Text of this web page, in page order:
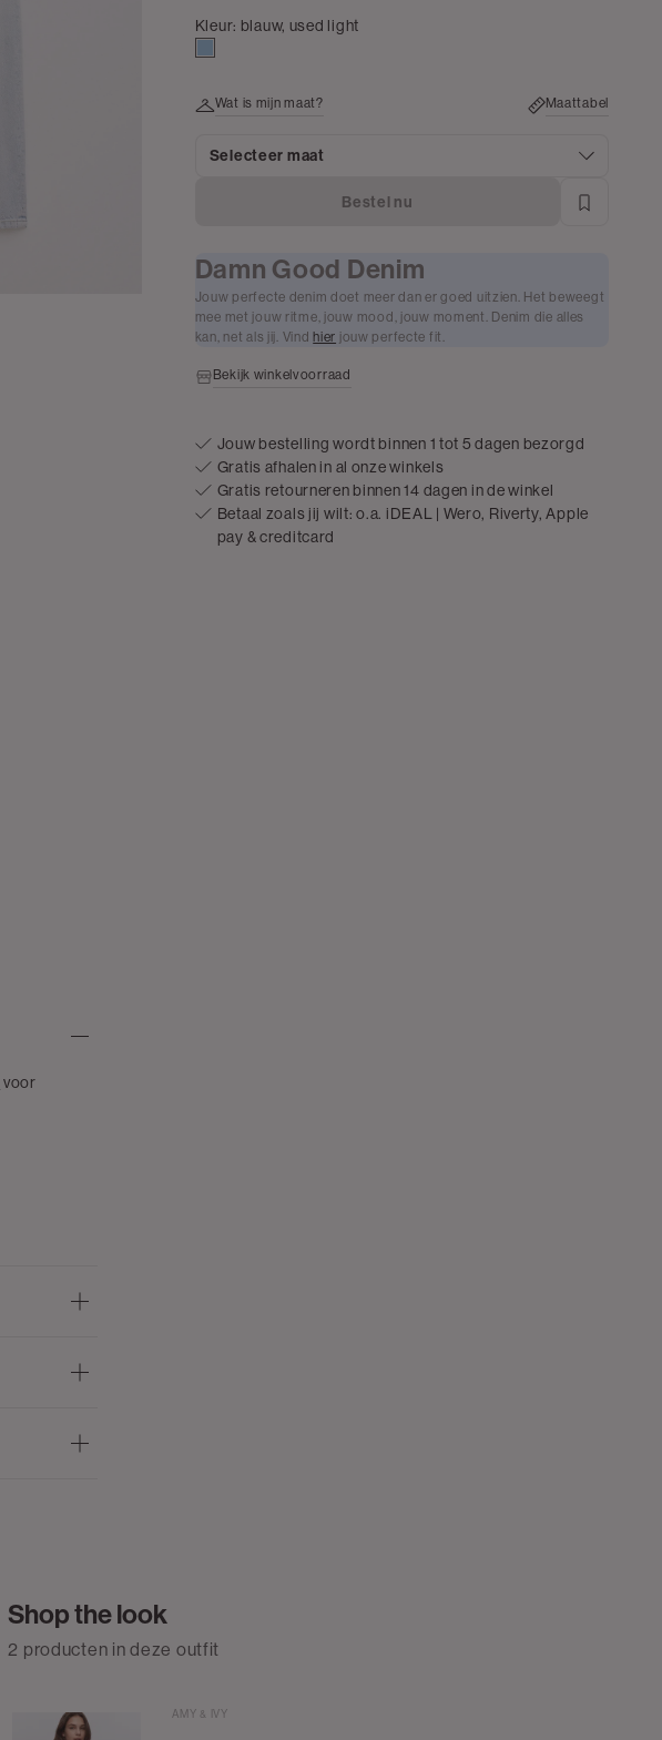
Kleur: blauw, used light
lightWat is mijn maat? Maattabel
Selecteer maat
Bestel nu
Damn Good Denim
Jouw perfecte denim doet meer dan er goed uitzien. Het beweegt
mee met jouw ritme, jouw mood, jouw moment. Denim die alles
kan, net als jij. Vind hier jouw perfecte fit.
Bekijk winkelvoorraad
Jouw bestelling wordt binnen 1 tot 5 dagen bezorgd
Gratis afhalen in al onze winkels
Gratis retourneren binnen 14 dagen in de winkel
Betaal zoals jij wilt: o.a. iDEAL | Wero, Riverty, Apple
pay & creditcard
voor
Shop the look
2 producten in deze outfit
AMY & IVY